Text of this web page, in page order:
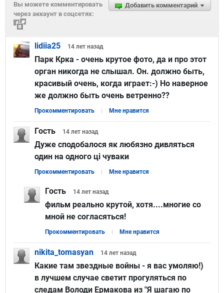
Добавить комментарий
Вы можете комментировать
через аккаунт в соцсетях:
lidiia25 14 лет назад
Парк Крка - очень крутое фото, да и про этот
орган никогда не слышал. Он. должно быть,
красивый очень, когда играет:-) Но наверное
же должно быть очень ветренно??
Прокомментировать Мне нравится
Гость 14 лет назад
Дуже сподобалося як любязно дивляться
один на одного ці чуваки
Прокомментировать Мне нравится
Гость 14 лет назад
фильм реально крутой, хотя....многие со
мной не согласяться!
Прокомментировать Мне нравится
nikita_tomasyan 14 лет назад
Какие там звездные войны - я вас умоляю!)
в лучшем случае светит прогуляться по
следам Володи Ермакова из "Я шагаю по